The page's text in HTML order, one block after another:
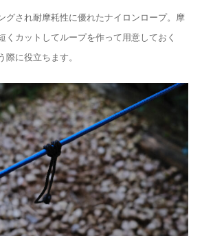
グされ耐摩耗性に優れたナイロンロープ。摩
くカットしてループを作って用意しておく
に役立ちます。